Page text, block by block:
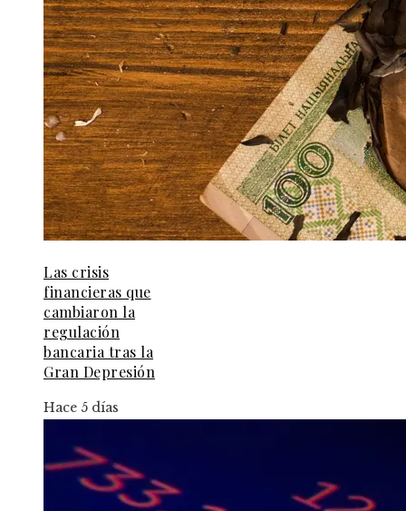
Las crisis
financieras que
cambiaron la
regulación
bancaria tras la
Gran Depresión
Hace 5 días